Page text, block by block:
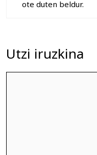
ote duten beldur.
Utzi iruzkina